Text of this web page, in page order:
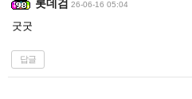
롯데검 26-06-16 05:04
굿굿
답글